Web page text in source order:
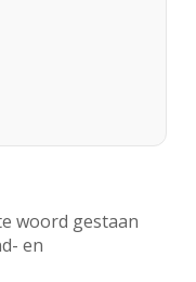
woord gestaan
en